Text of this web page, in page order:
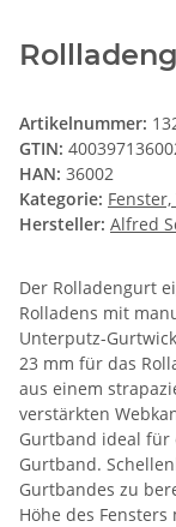
Artikelnummer:
GTIN:
HAN: 36002
Kategorie:
Hersteller: Alfred
Der Rolladengurt
Rolladens mit
Unterputz-
23 mm für das
aus einem
verstärkten
Gurtband ideal für
Gurtband.
Gurtbandes zu
Höhe des Fensters